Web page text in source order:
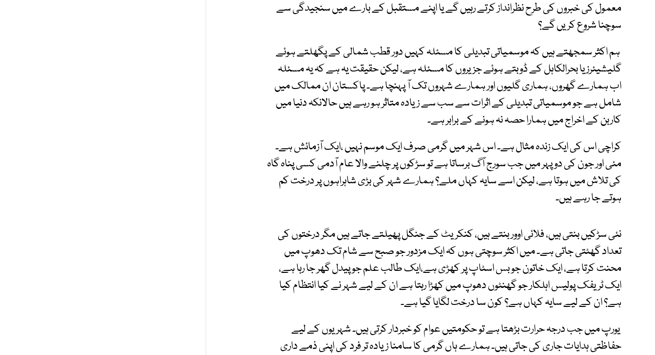
معمول کی خبروں کی طرح نظرانداز کرتے رہیں گے یا اپنے مستقبل کے بارے میں سنجیدگی سے
سوچنا شروع کریں گے؟
ہم اکثر سمجھتے ہیں کہ موسمیاتی تبدیلی کا مسئلہ کہیں دور قطب شمالی کے پگھلتے ہوئے
گلیشیئرز یا بحرالکاہل کے ڈوبتے ہوئے جزیروں کا مسئلہ ہے، لیکن حقیقت یہ ہے کہ یہ مسئلہ
اب ہمارے گھروں، ہماری گلیوں اور ہمارے شہروں تک آ پہنچا ہے۔ پاکستان ان ممالک میں
شامل ہے جو موسمیاتی تبدیلی کے اثرات سے سب سے زیادہ متاثر ہو رہے ہیں حالانکہ دنیا میں
کاربن کے اخراج میں ہمارا حصہ نہ ہونے کے برابر ہے۔
کراچی اس کی ایک زندہ مثال ہے۔ اس شہر میں گرمی صرف ایک موسم نہیں ،ایک آزمائش ہے۔
مئی اور جون کی دوپہر میں جب سورج آگ برساتا ہے تو سڑکوں پر چلنے والا عام آدمی کسی پناہ گاہ
کی تلاش میں ہوتا ہے، لیکن اسے سایہ کہاں ملے؟ ہمارے شہر کی بڑی شاہراہوں پر درخت کم
ہوتے جا رہے ہیں۔
نئی سڑکیں بنتی ہیں، فلائی اوور بنتے ہیں، کنکریٹ کے جنگل پھیلتے جاتے ہیں مگر درختوں کی
تعداد گھٹتی جاتی ہے۔ میں اکثر سوچتی ہوں کہ ایک مزدور جو صبح سے شام تک دھوپ میں
محنت کرتا ہے، ایک خاتون جو بس اسٹاپ پر کھڑی ہے،ایک طالب علم جو پیدل گھر جا رہا ہے،
ایک ٹریفک پولیس اہلکار جو گھنٹوں دھوپ میں کھڑا رہتا ہے ان کے لیے شہر نے کیا انتظام کیا
ہے؟ ان کے لیے سایہ کہاں ہے؟ کون سا درخت لگایا گیا ہے۔
یورپ میں جب درجہ حرارت بڑھتا ہے تو حکومتیں عوام کو خبردار کرتی ہیں۔ شہریوں کے لیے
حفاظتی ہدایات جاری کی جاتی ہیں۔ ہمارے ہاں گرمی کا سامنا زیادہ تر فرد کی اپنی ذمے داری